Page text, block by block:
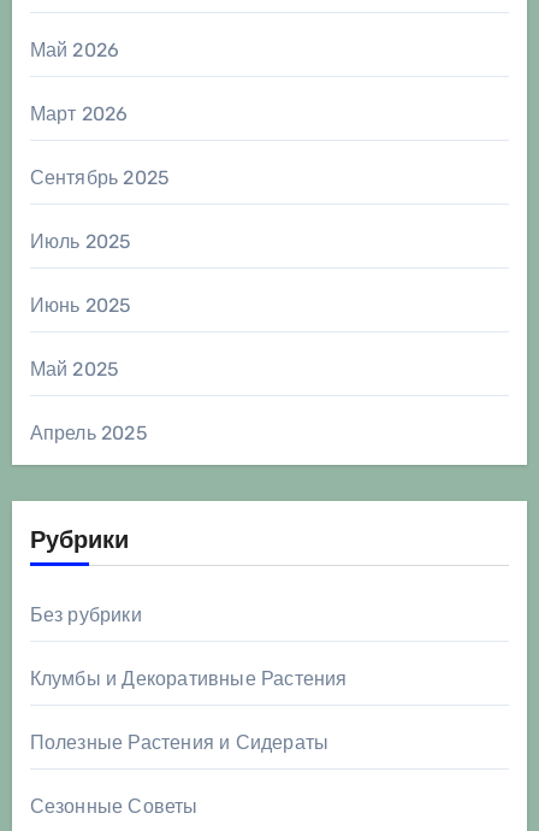
Май 2026
Март 2026
Сентябрь 2025
Июль 2025
Июнь 2025
Май 2025
Апрель 2025
Рубрики
Без рубрики
Клумбы и Декоративные Растения
Полезные Растения и Сидераты
Сезонные Советы